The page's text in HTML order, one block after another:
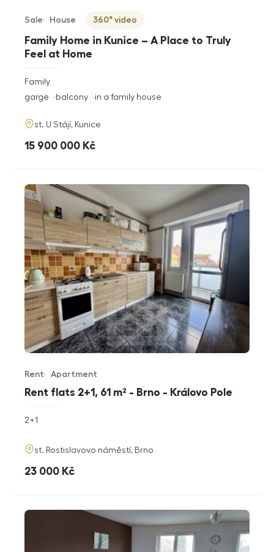
Family Home in Kunice – A Place to Truly
Feel at Home
Offer type
Sale
Property type
House
Virtuální prohlídka
360° video
rozměry
disposition
Family
funkce
garge balcony in a family house
adresa
st. U Stájí, Kunice
cena
15 900 000 Kč
Rent flats 2+1, 61 m² - Brno - Královo Pole
Offer type
Rent
Property type
Apartment
rozměry
disposition
2+1
adresa
st. Rostislavovo náměstí, Brno
cena
23 000 Kč